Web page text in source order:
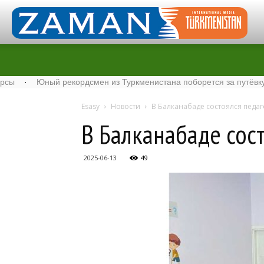
Юный рекордсмен из Туркменистана поборется за путёвку на
Esasy Новости В Балканабаде состоялся
В Балканабаде
2025-06-13 49